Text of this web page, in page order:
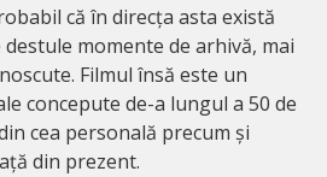
că în direcța asta există
momente de arhivă, mai
Filmul însă este un
concepute de-a lungul a 50 de
cea personală precum și
din prezent.